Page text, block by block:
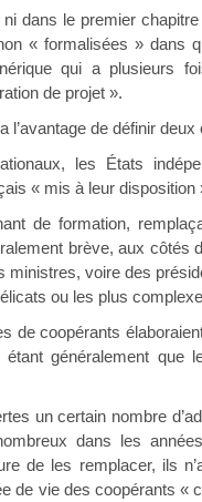
dans le premier
« formalisées »
qui a plusieurs
de projet ».
l’avantage de définir
les États
« mis à leur disposition
de formation,
brève, aux
voire des
ou les plus
de coopérants
généralement que
un certain nombre
dans les
de les remplacer, ils
de vie des coopérants «